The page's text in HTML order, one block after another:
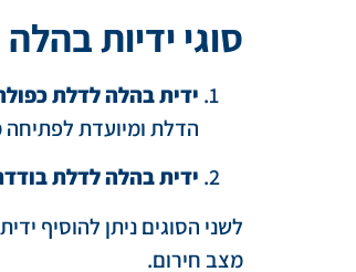
סוגי ידיות בהלה
ידית בהלה לדלת
הדלת ומיועדת
ידית בהלה לדלת
לשני הסוגים ניתן להוסיף
מצב חירום.